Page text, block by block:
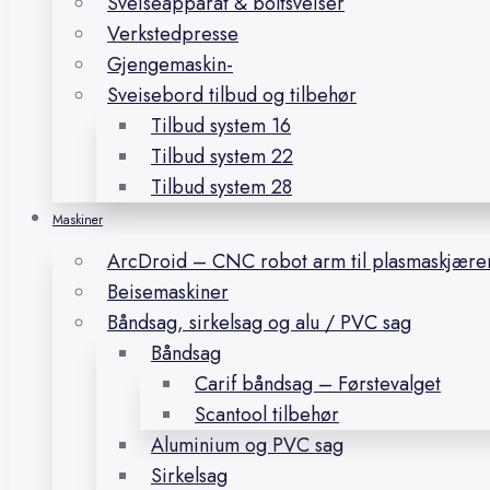
Verkstedpresse
Gjengemaskin-
Sveisebord tilbud og tilbehør
Tilbud system 16
Tilbud system 22
Tilbud system 28
Maskiner
ArcDroid – CNC robot arm til
Beisemaskiner
Båndsag, sirkelsag og alu / PVC sag
Båndsag
Carif båndsag – Førstevalget
Scantool tilbehør
Aluminium og PVC sag
Sirkelsag